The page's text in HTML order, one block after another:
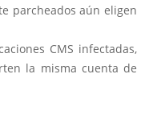
parcheados aún eligen
CMS infectadas,
la misma cuenta de